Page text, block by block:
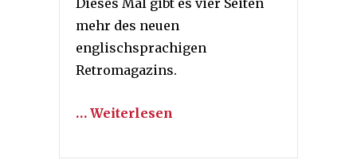
Dieses Mal gibt es vier Seiten
mehr des neuen
englischsprachigen
Retromagazins.
… Weiterlesen